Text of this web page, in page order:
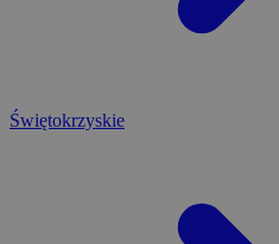
Świętokrzyskie